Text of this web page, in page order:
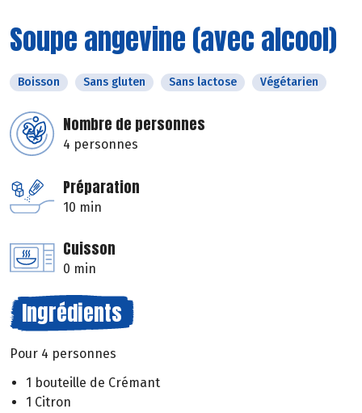
Soupe angevine (avec alcool)
Boisson Sans gluten Sans lactose Végétarien
Nombre de personnes
4 personnes
Préparation
10 min
Cuisson
0 min
Ingrédients
Pour 4 personnes
1 bouteille de Crémant
1 Citron